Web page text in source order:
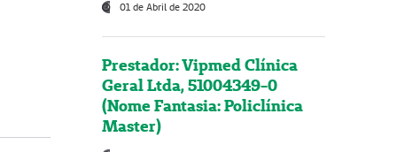
01 de Abril de 2020
Prestador: Vipmed Clínica
Geral Ltda, 51004349-0
(Nome Fantasia: Policlínica
Master)